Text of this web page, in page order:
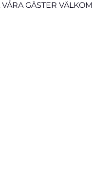
VÅRA GÄSTER